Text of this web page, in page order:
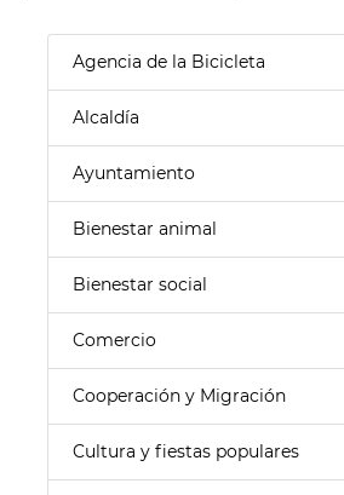
Agencia de la Bicicleta
Alcaldía
Ayuntamiento
Bienestar animal
Bienestar social
Comercio
Cooperación y Migración
Cultura y fiestas populares